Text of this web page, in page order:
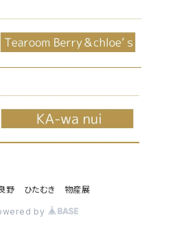
野 ひたむき 物産展
by